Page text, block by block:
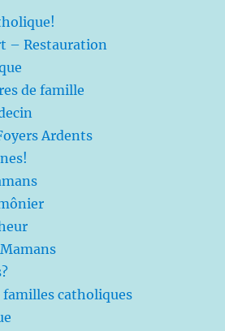
– Restauration
de famille
Ardents
familles catholiques